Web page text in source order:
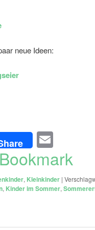
neue Ideen:
, Kleinkinder |
, Kinder im Sommer,